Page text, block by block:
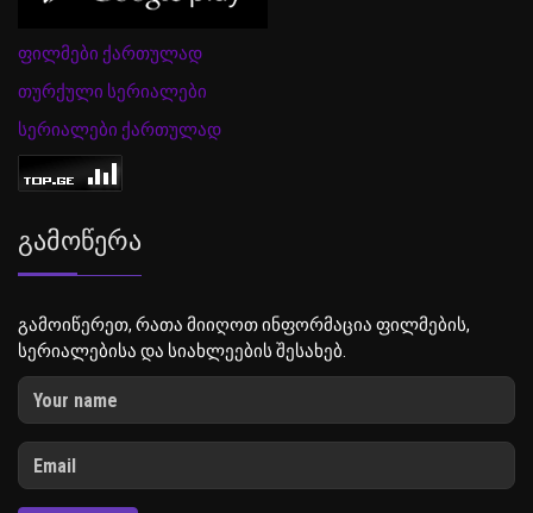
ფილმები ქართულად
თურქული სერიალები
სერიალები ქართულად
Გამოწერა
გამოიწერეთ, რათა მიიღოთ ინფორმაცია ფილმების,
სერიალებისა და სიახლეების შესახებ.